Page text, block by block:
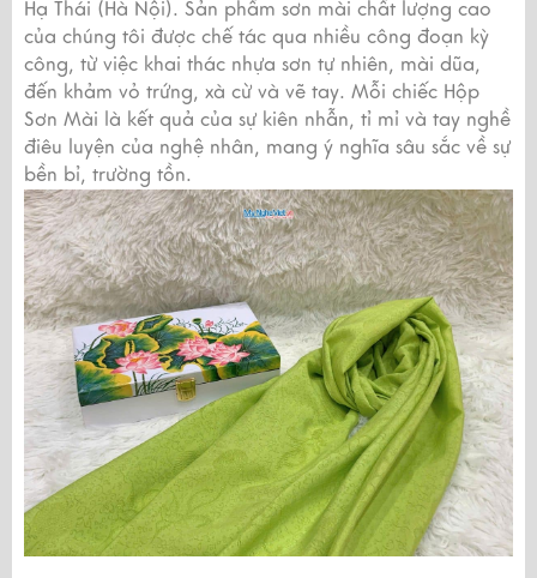
Hạ Thái (Hà Nội). Sản phẩm sơn mài chất lượng cao
của chúng tôi được chế tác qua nhiều công đoạn kỳ
công, từ việc khai thác nhựa sơn tự nhiên, mài dũa,
đến khảm vỏ trứng, xà cừ và vẽ tay. Mỗi chiếc Hộp
Sơn Mài là kết quả của sự kiên nhẫn, tỉ mỉ và tay nghề
điêu luyện của nghệ nhân, mang ý nghĩa sâu sắc về sự
bền bỉ, trường tồn.